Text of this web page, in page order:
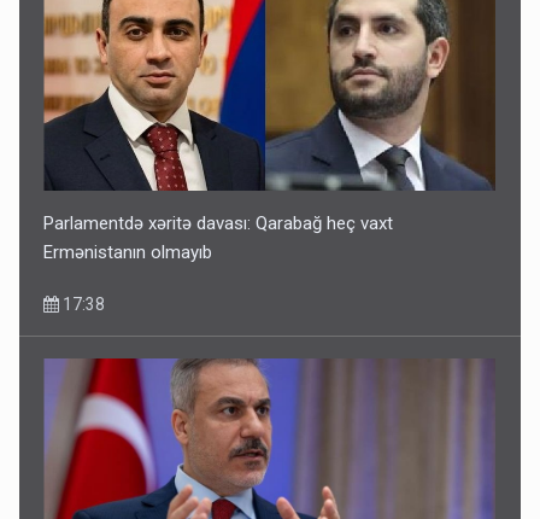
Parlamentdə xəritə davası: Qarabağ heç vaxt
Ermənistanın olmayıb
17:38